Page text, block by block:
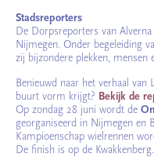
Stadsreporters
De Dorpsreporters van
Nijmegen. Onder begeleiding
zij bijzondere plekken, mensen
Benieuwd naar het verhaal van
buurt vorm krijgt? Bekijk de
Op zondag 28 juni wordt de
georganiseerd in Nijmegen en
Kampioenschap wielrennen
De finish is op de Kwakkenberg.